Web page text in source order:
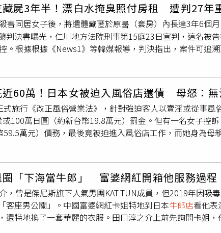
親友借錢，還曾私下與店內客人在店外見面換取金援。檢方
被心儀牛郎所屬店家的經營者發現，進而影響自己在牛郎店
方表示，市橋由衣最終找上經常光顧風俗店的47歲男客加
時，兩人先將丹羽誘出，再以勒頸方式將其殺害，奪走現
市橋手中。之後兩人為了掩蓋罪行，又將被害人遺體運往
湖，案件在日本引發高度關注。（圖／翻攝自TBS NEWS
橋由衣為了滿足自己在 牛郎店 揮霍的需求，不惜策劃強盜殺
付諸實行的犯罪行為，「被告滿腦子只想到自己，被慾望與
律師則主張，兩人原本曾一度放棄犯案，並非從一開始就完
類似依賴症狀，且年僅29歲，仍有矯正與重返社會的可能
萬日圓債務，涉嫌聯手男客殺害不動產公司社長奪財。（
陳述書也在法庭上宣讀。她表示，雖然父母早年離婚，但
命永遠不會回來，希望被告能真正面對自己的所作所為，
訴，市橋由衣在最後陳述時低聲表示，自己會記住被害人女
地方法院認為，市橋由衣與加藤徹雖曾短暫打消犯意，但之
法官指出，被告為償還債務並維持沉迷牛郎店的生活，不惜
辯方主張，判處市橋由衣無期徒刑。至於共犯加藤徹的案件
動全國的牛郎店殺人棄屍案宣判，主嫌遭判無期徒刑。（
藏屍3年半！漂白水掩臭照付房租 遭判27年
害同居女子後，將遺體藏匿於原룸（套房）內長達3年6個
判決書曝光，仁川地方法院刑事第15庭23日宣判，這名被
。根據根據《News1》等韓媒報導，判決指出，案件可追
長他9歲的受害女子B某。B某離婚後獨自扶養兒子，兩人
年A某因非法居留身分遭日本強制遣返後，開始對B某展
斷絕聯絡。隔年，B某因母親住院返韓探視時，A某竟奪走
海外長期居留而遭註銷戶籍，無法開設銀行帳戶或申辦手
向警方申報失蹤，惟其後再遭被告干涉且失去聯繫。到了
B姓飲酒後發生爭執。當B姓表示想返回兒子身邊時，被告
，被告未報案，反而將B姓遺體留置於兩人原先共同居住
化後，為防止惡臭外洩，採取各種掩蓋措施，包括每日往
香物，並長時間開啟冷氣與電風扇促進空氣循環。當屍體
氣味的行為延續約3年6個月。期間，被告除了藏屍外，仍正
，過著表面正常的雙重生活。直至2024年6月被告因詐欺被
內有異味且聯絡不上原住戶，遂通報警方。警方進入房內後
宣判時指出，被告長期隱匿屍體且以各種方式掩蓋惡臭的行
發地無法解脫，對受害者家屬造成極大傷痛，亦嚴重違背
60萬！日本女被迫入風俗店還債 母怒：無
式施行《改正風俗營業法》，針對強迫客人以賣淫或從事風
100萬日圓（約新台幣19.8萬元）罰金。但有一名女子控
萬元）債務，最後竟被迫進入風俗店工作，而她身為母
債務，我無法原諒」。《讀賣新聞》報導，這名家住愛知
生，個性低調也沒有晚歸的習慣，是個喜歡動漫的普通女
著手機。母親提到，她某天突然收到女兒傳來的訊息，對方
詢問後，女兒才坦承自己因在牛郎店積欠債務，被迫進入風
牛郎。母親指出，女兒與牛郎開始吃飯之後，男方才坦白職
剛開始一兩次受邀時還覺得新奇有趣，但牛郎不久後開始在
對方仍強迫由女兒付款，並稱女方實在沒錢，也可借錢還
「下海當牛郎」 富婆網紅開箱他服務過程
，曾是傑尼斯旗下人氣男團KAT-TUN成員，但2019年因吸
客座男公關」。中國富婆網紅卡姐特地到日本牛郎店看他表
還特地換了一套華麗的衣服。田口淳之介上前先詢問卡姐
知道傑尼斯、KAT-TUN嗎？」同時也不忘推銷飲品，卡姐